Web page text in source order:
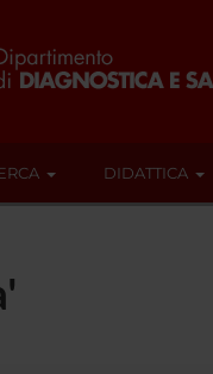
DIDATTICA